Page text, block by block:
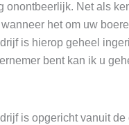
onontbeerlijk. Net als
het om uw
is hierop geheel
bent kan ik u
is opgericht vanuit de